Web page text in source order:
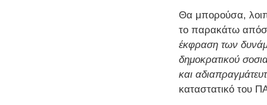
Θα μπορούσα,
το παρακάτω
έκφραση των
δημοκρατικού
και
καταστατικό του